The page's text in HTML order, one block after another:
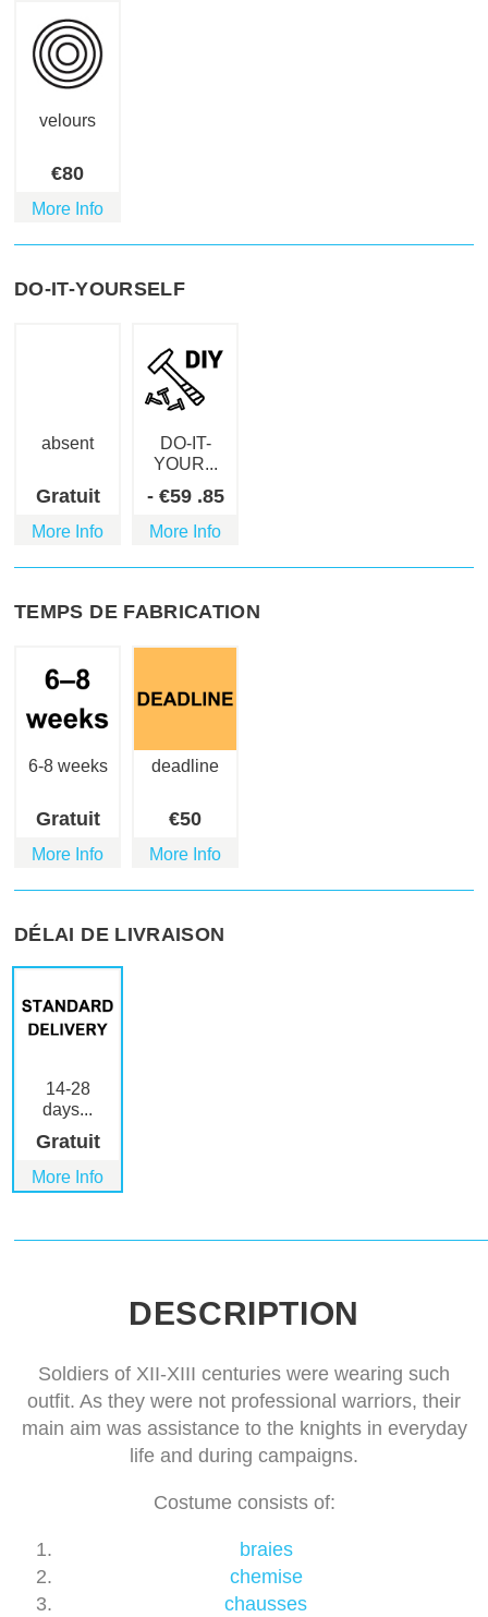
velours
€80
More Info
DO-IT-YOURSELF
absent
Gratuit
More Info
DO-IT-
YOUR...
- €59 .85
More Info
TEMPS DE FABRICATION
6-8 weeks
Gratuit
More Info
deadline
€50
More Info
DÉLAI DE LIVRAISON
14-28
days...
Gratuit
More Info
DESCRIPTION
Soldiers of XII-XIII centuries were wearing such
outfit. As they were not professional warriors, their
main aim was assistance to the knights in everyday
life and during campaigns.
Costume consists of:
braies
chemise
chausses